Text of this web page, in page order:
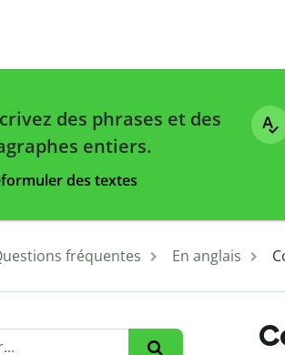
des phrases et des
entiers.
des textes
fréquentes En anglais